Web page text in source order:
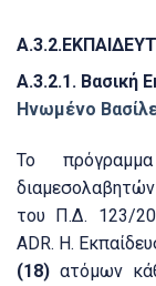
Α.3.2.1. Βασική
Ηνωμένο
Το πρόγραμμα
του Π.Δ. 123/
ADR. Η.
(18) ατόμων